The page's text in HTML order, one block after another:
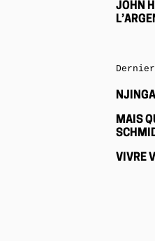
JOHN
MAIS
VIVRE